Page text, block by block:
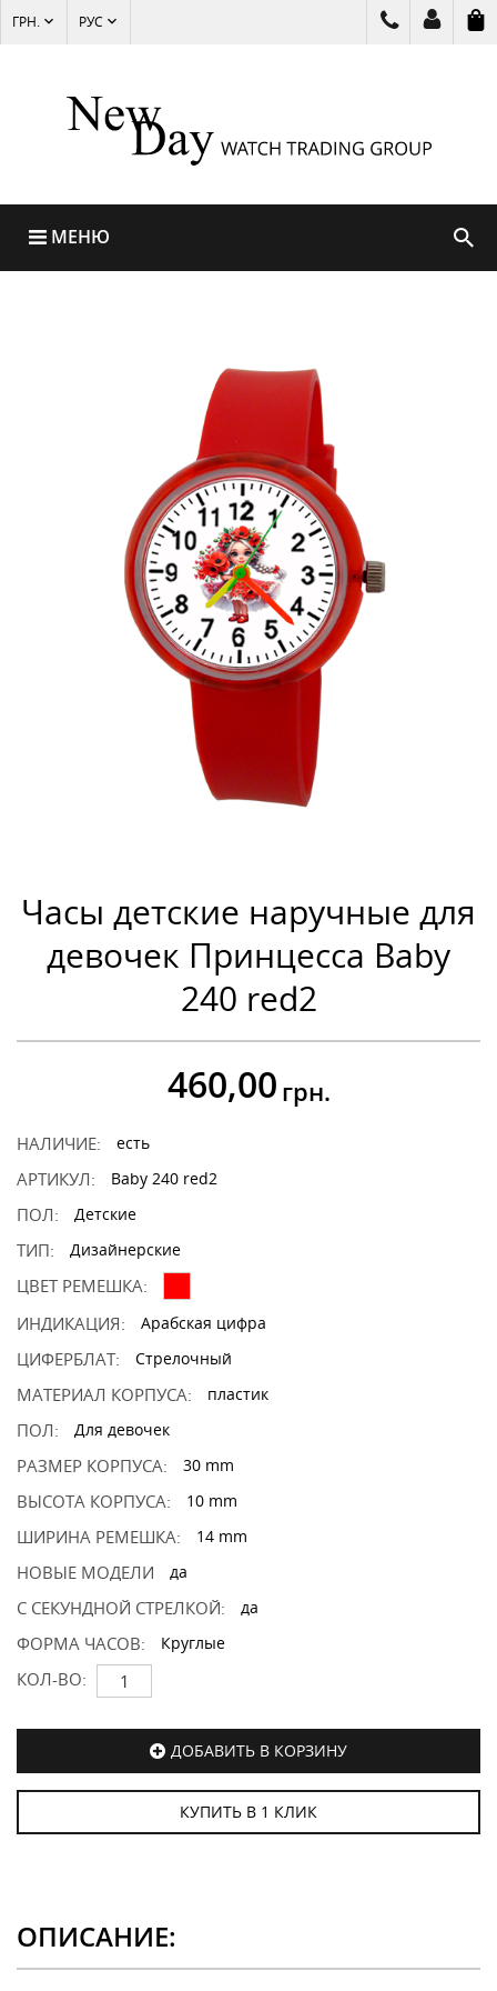
ГРН. РУС
МЕНЮ
Часы детские наручные для
девочек Принцесса Baby
240 red2
460,00 грн.
НАЛИЧИЕ: есть
АРТИКУЛ: Baby 240 red2
ПОЛ: Детские
ТИП: Дизайнерские
ЦВЕТ РЕМЕШКА:
ИНДИКАЦИЯ:
Арабская цифра
ЦИФЕРБЛАТ: Стрелочный
МАТЕРИАЛ КОРПУСА: пластик
ПОЛ: Для девочек
РАЗМЕР КОРПУСА: 30 mm
ВЫСОТА КОРПУСА: 10 mm
ШИРИНА РЕМЕШКА: 14 mm
НОВЫЕ МОДЕЛИ да
С СЕКУНДНОЙ СТРЕЛКОЙ: да
ФОРМА ЧАСОВ: Круглые
КОЛ-ВО:
ДОБАВИТЬ В КОРЗИНУ
КУПИТЬ В 1 КЛИК
ОПИСАНИЕ: